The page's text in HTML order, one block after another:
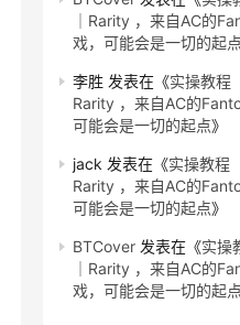
｜Rarity ，来自AC的
戏，可能会是一切的起点
李胜 发表在《实操教程
Rarity ，来自AC的
可能会是一切的起点》
jack 发表在《实操教程
Rarity ，来自AC的
可能会是一切的起点》
BTCover 发表在《实操
｜Rarity ，来自AC的
戏，可能会是一切的起点